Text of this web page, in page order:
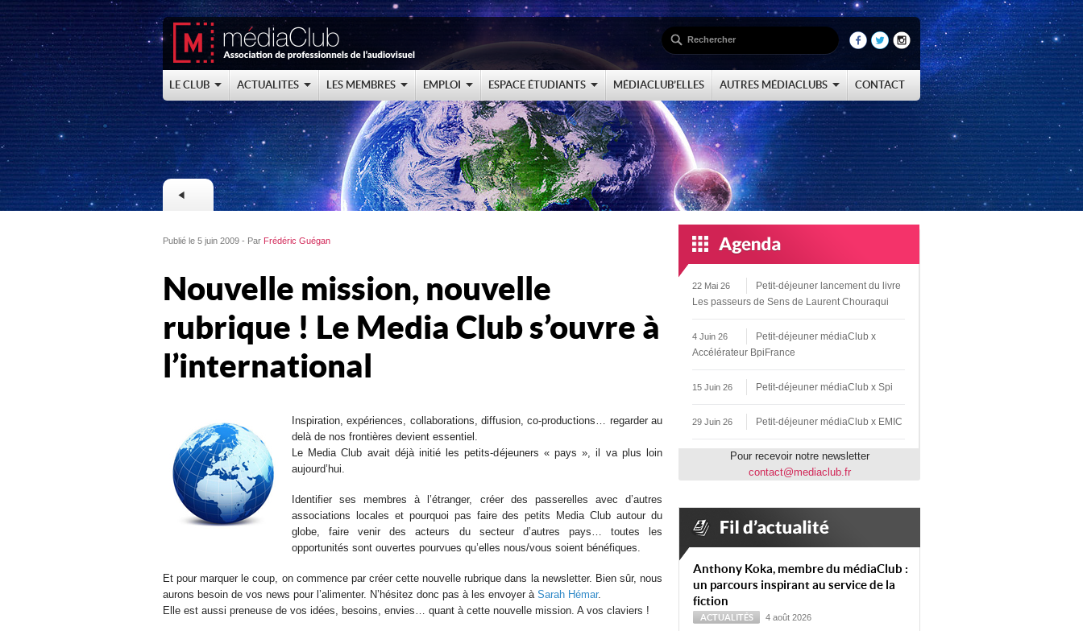
LE CLUB ACTUALITES LES MEMBRES EMPLOI ESPACE ÉTUDIANTS MÉDIACLUB’ELLES AUTRES MÉDIACLUBS CONTACT
Publié le 5 juin 2009 - Par Frédéric Guégan
Nouvelle mission, nouvelle
rubrique ! Le Media Club s’ouvre à
l’international
Inspiration, expériences, collaborations, diffusion, co-productions… regarder au
delà de nos frontières devient essentiel.
Le Media Club avait déjà initié les petits-déjeuners « pays », il va plus loin
aujourd’hui.
Identifier ses membres à l’étranger, créer des passerelles avec d’autres
associations locales et pourquoi pas faire des petits Media Club autour du
globe, faire venir des acteurs du secteur d’autres pays… toutes les
opportunités sont ouvertes pourvues qu’elles nous/vous soient bénéfiques.
Et pour marquer le coup, on commence par créer cette nouvelle rubrique dans la newsletter. Bien sûr, nous
aurons besoin de vos news pour l’alimenter. N’hésitez donc pas à les envoyer à Sarah Hémar.
Elle est aussi preneuse de vos idées, besoins, envies… quant à cette nouvelle mission. A vos claviers !
22 Mai 26
Petit-déjeuner lancement du livre
Les passeurs de Sens de Laurent Chouraqui
4 Juin 26
Petit-déjeuner médiaClub x
Accélérateur BpiFrance
15 Juin 26 Petit-déjeuner médiaClub x Spi
29 Juin 26 Petit-déjeuner médiaClub x EMIC
Pour recevoir notre newsletter
contact@mediaclub.fr
Anthony Koka, membre du médiaClub :
un parcours inspirant au service de la
fiction
ACTUALITÉS 4 août 2026